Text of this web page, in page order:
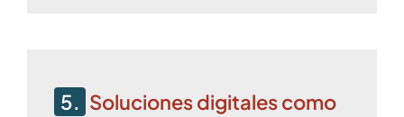
5. Soluciones digitales como